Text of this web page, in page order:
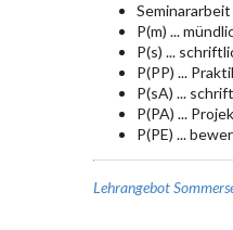
P(m) ...
P(s) ...
P(PP) ...
P(sA) ...
P(PA) ...
P(PE) ...
Lehrangebot